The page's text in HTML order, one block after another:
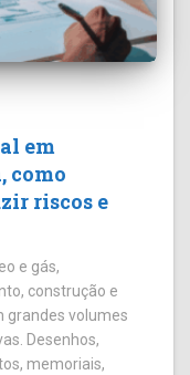
em
como
riscos e
e gás,
construção e
grandes volumes
Desenhos,
memoriais,